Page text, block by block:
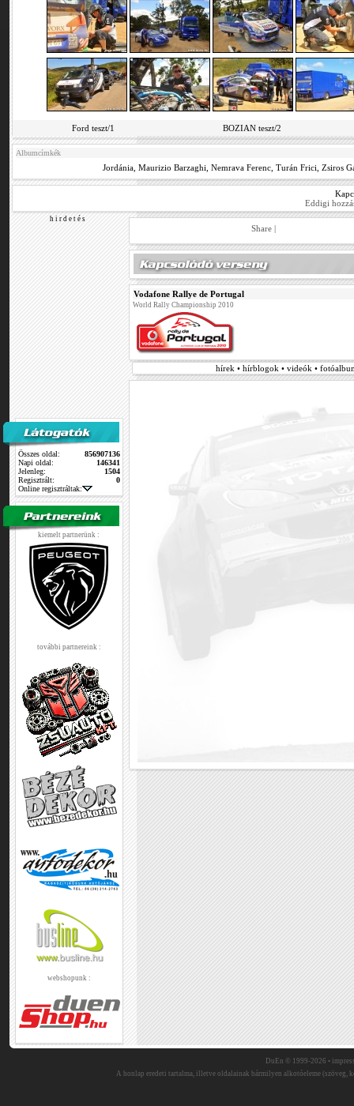
Ford teszt/1 BOZIAN teszt/2
Albumcímkék
Jordánia ,Maurizio Barzaghi ,Nemrava Ferenc ,Turán Frici ,Zsiros
Eddigi
h i r d e t é s
Összes oldal:
856907136
Napi oldal:
146341
Jelenleg:
1504
Regisztrált:
0
Online regisztráltak:
kiemelt partnerünk :
további partnereink :
webshopunk :
Share |
Vodafone Rallye de Portugal
World Rally Championship 2010
hírek • hírblogok • videók •
DuEn © 1999-2026 •
A honlap eredeti tartalma, illetve oldalainak bármilyen alkotóeleme (szöveg,